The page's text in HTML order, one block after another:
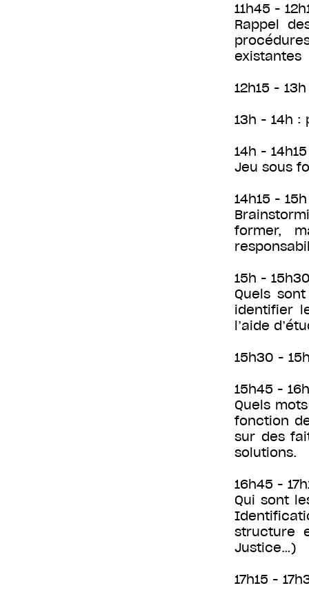
11h45 -
Rappel
existantes
12h15 -
13h - 14h :
14h -
Jeu sous
14h15 -
former,
15h -
Quels
identifier
l’aide
15h30 -
15h45 -
Quels
fonction
sur des
solutions.
16h45 -
Qui sont
structure
Justice…)
17h15 -